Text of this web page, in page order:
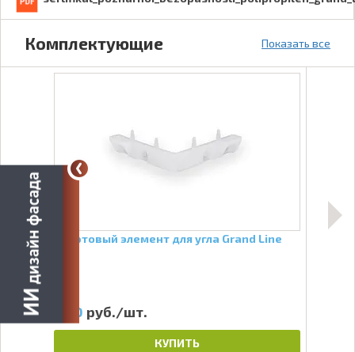
Комплектующие Показать все
Стартовый элемент для угла Grand Line
110 руб./шт.
КУПИТЬ